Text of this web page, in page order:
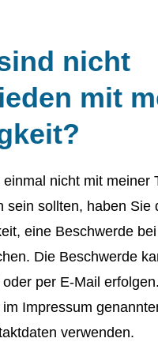
nicht
mit
einmal nicht mit meiner
sein sollten, haben Sie
eine Beschwerde
Die Beschwerde
per E-Mail
Impressum
verwenden.